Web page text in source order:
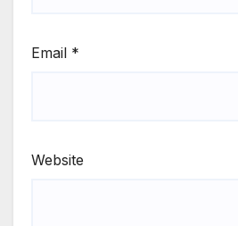
Email *
Website